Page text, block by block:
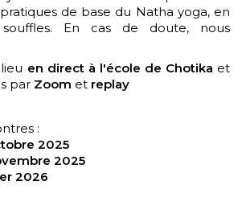
de base du Natha yoga, en
En cas de doute, nous
en direct à l'école de Chotika et
par Zoom et replay
:
2025
2025
2026